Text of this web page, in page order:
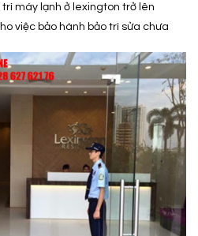
máy lạnh ở lexington trở lên
việc bảo hành bảo trì sửa chưa